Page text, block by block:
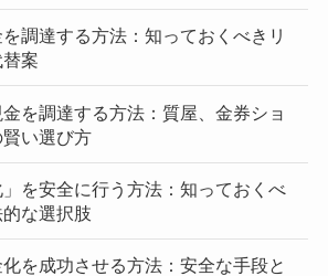
調達する方法：知っておくべきリ
案
を調達する方法：質屋、金券ショ
い選び方
を安全に行う方法：知っておくべ
な選択肢
を成功させる方法：安全な手段と